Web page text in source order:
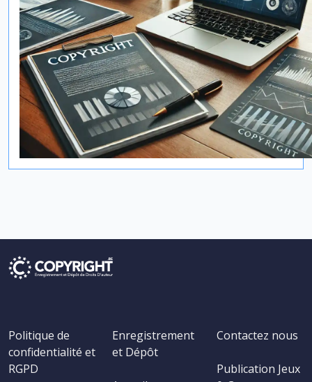
Politique de
confidentialité et
RGPD
Enregistrement
et Dépôt
Contactez nous
Publication Jeux